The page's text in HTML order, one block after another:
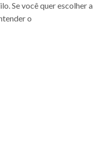
Se você quer escolher a
o